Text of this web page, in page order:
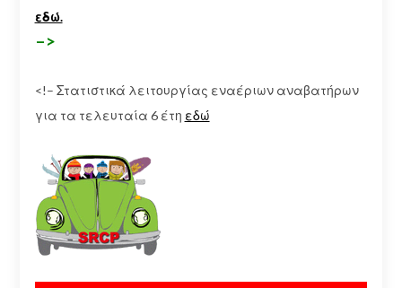
εδώ.
–>
<!– Στατιστικά λειτουργίας εναέριων αναβατήρων
για τα τελευταία 6 έτη εδώ